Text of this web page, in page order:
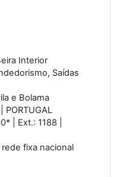
Interior
Saídas
e Bolama
Ext.: 1188 |
fixa nacional